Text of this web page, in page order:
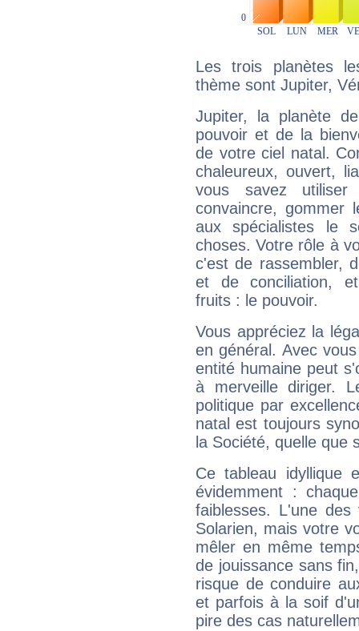
Les trois planètes
thème sont Jupiter,
Jupiter, la planète
pouvoir et de la
de votre ciel natal.
chaleureux, ouvert,
vous savez
convaincre, gommer
aux spécialistes le
choses. Votre rôle à
c'est de rassembler,
et de conciliation,
fruits : le pouvoir.
Vous appréciez la
en général. Avec
entité humaine peut
à merveille diriger.
politique par
natal est toujours
la Société, quelle que
Ce tableau idyllique
évidemment :
faiblesses. L'une
Solarien, mais votre
mêler en même
de jouissance sans
risque de conduire
et parfois à la soif
pire des cas